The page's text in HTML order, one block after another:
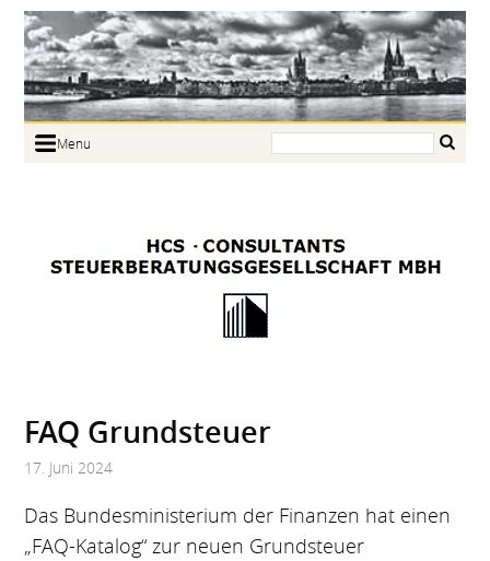
Menu
Links
FAQ Grundsteuer
17. Juni 2024
Das Bundesministerium der Finanzen hat einen
„FAQ-Katalog“ zur neuen Grundsteuer